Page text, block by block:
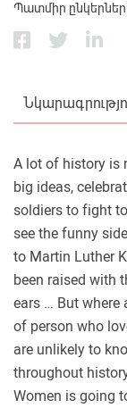
Պատմիր
A lot of history is
big ideas,
soldiers to fight
see the funny
to Martin Luther
been raised with
ears … But where
of person who
are unlikely to
throughout
Women is going